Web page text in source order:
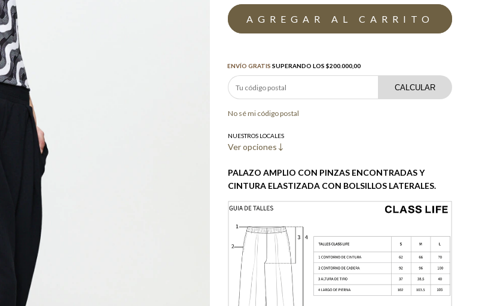
ENVÍO GRATIS SUPERANDO LOS$200.000,00
CALCULAR
No sé mi código postal
NUESTROS LOCALES
Ver opciones
PALAZO AMPLIO CON PINZAS ENCONTRADAS Y
CINTURA ELASTIZADA CON BOLSILLOS LATERALES.